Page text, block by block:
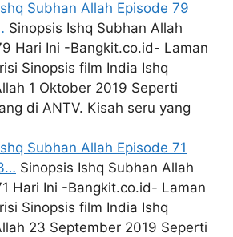
Subhan Allah Episode 79
Sinopsis Ishq Subhan Allah
Hari Ini -Bangkit.co.id- Laman
Sinopsis film India Ishq
1 Oktober 2019 Seperti
di ANTV. Kisah seru yang
Subhan Allah Episode 71
Sinopsis Ishq Subhan Allah
Hari Ini -Bangkit.co.id- Laman
Sinopsis film India Ishq
23 September 2019 Seperti